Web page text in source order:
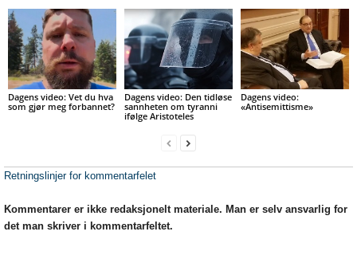
Dagens video: Vet du hva
som gjør meg forbannet?
Dagens video: Den tidløse
sannheten om tyranni
ifølge Aristoteles
Dagens video:
«Antisemittisme»
Retningslinjer for kommentarfelet
Kommentarer er ikke redaksjonelt materiale. Man er selv ansvarlig for
det man skriver i kommentarfeltet.